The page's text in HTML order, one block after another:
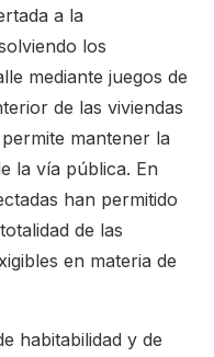
a la
los
mediante juegos de
de las viviendas
mantener la
la vía pública. En
han permitido
de las
en materia de
habitabilidad y de